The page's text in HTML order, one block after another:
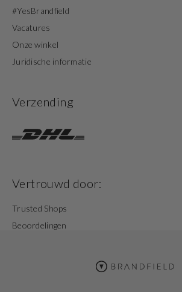
#YesBrandfield
Vacatures
Onze winkel
Juridische informatie
Verzending
Vertrouwd door:
Trusted Shops
Beoordelingen